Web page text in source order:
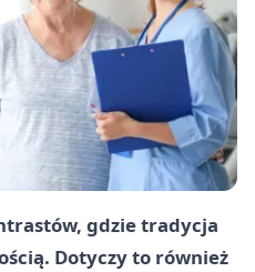
gdzie tradycja
Dotyczy to również